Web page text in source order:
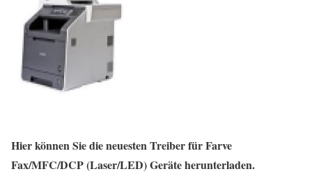
Hier können Sie die neuesten Treiber für Farve
Fax/MFC/DCP (Laser/LED) Geräte herunterladen.